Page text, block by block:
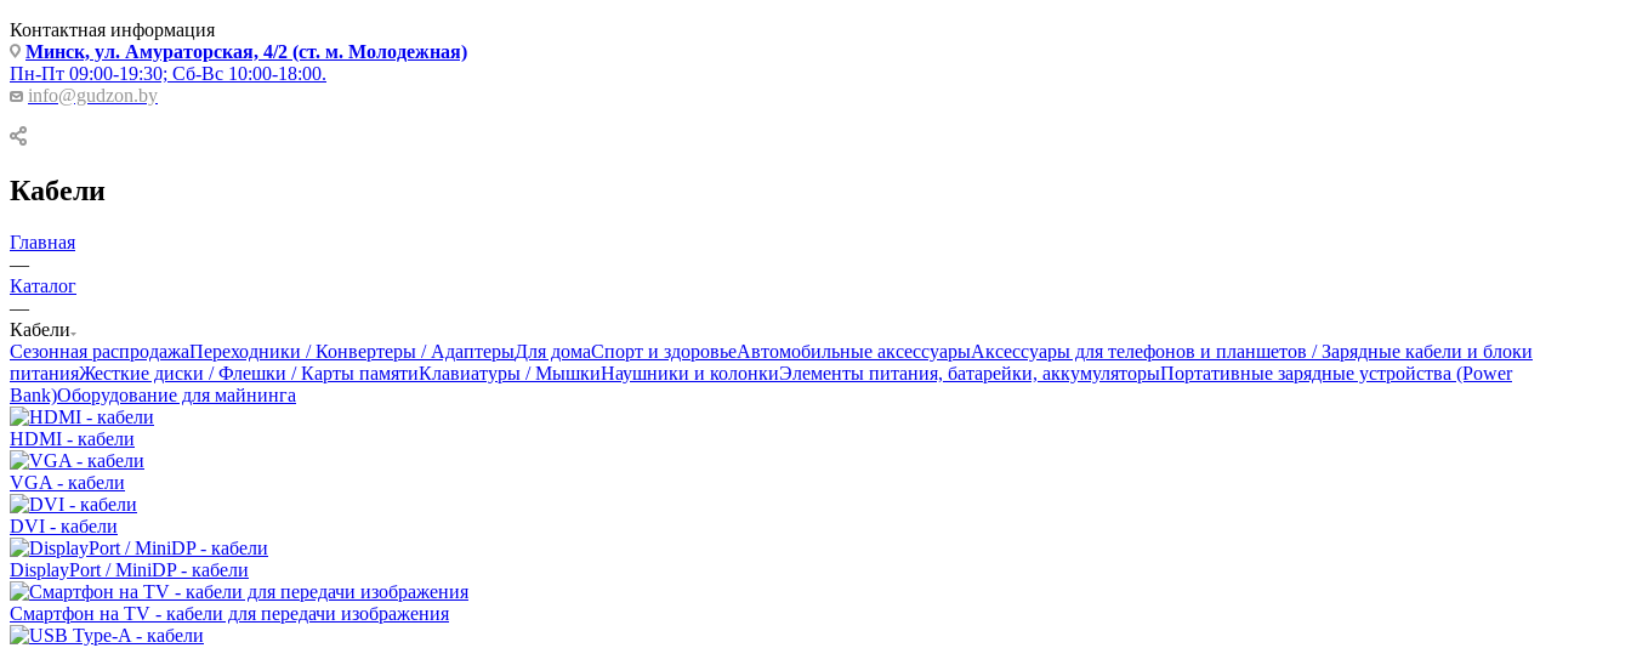
Контактная информация
Минск, ул. Амураторская, 4/2 (ст. м. Молодежная)
Пн-Пт 09:00-19:30; Сб-Вс 10:00-18:00.
info@gudzon.by
Кабели
Главная
—
Каталог
—
Кабели
Сезонная распродажаПереходники / Конвертеры / АдаптерыДля домаСпорт и здоровьеАвтомобильные аксессуарыАксессуары для телефонов и планшетов / Зарядные кабели и блоки
питанияЖесткие диски / Флешки / Карты памятиКлавиатуры / МышкиНаушники и колонкиЭлементы питания, батарейки, аккумуляторыПортативные зарядные устройства (Power
Bank)Оборудование для майнинга
HDMI - кабели
VGA - кабели
DVI - кабели
DisplayPort / MiniDP - кабели
Смартфон на TV - кабели для передачи изображения